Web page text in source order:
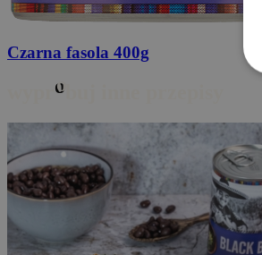
Czarna fasola 400g
o